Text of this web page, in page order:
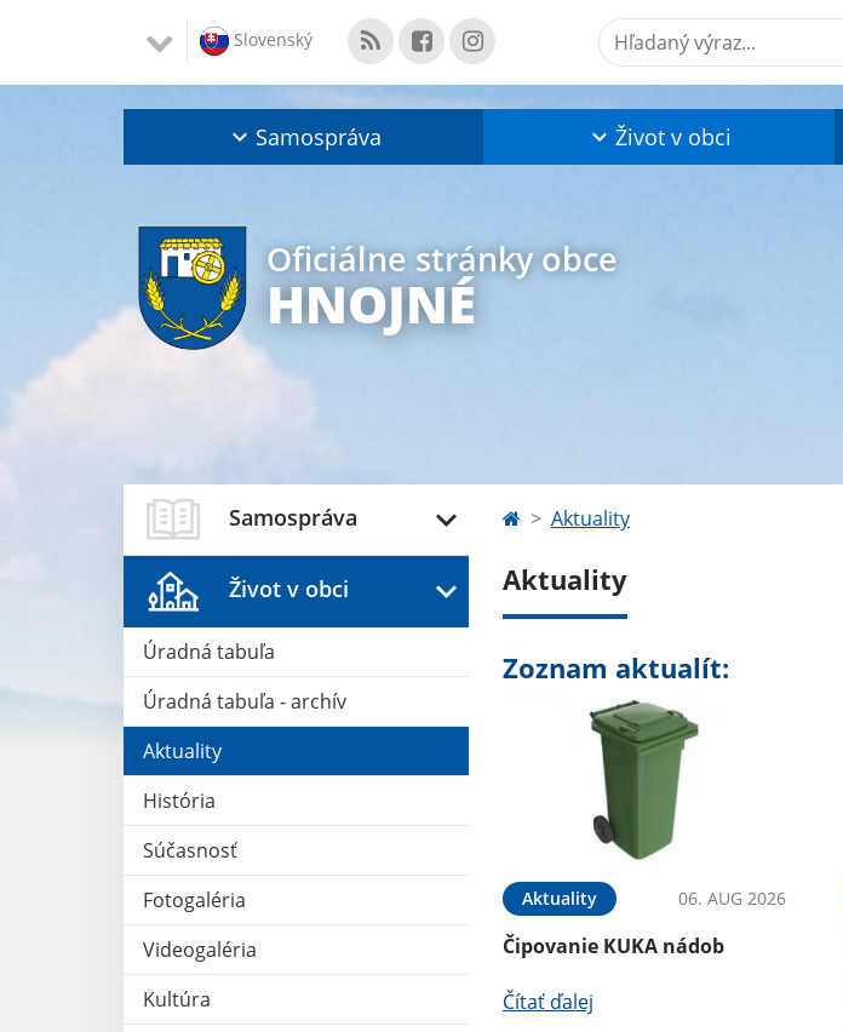
Slovenský Hľadaný výraz...
Samospráva Život v obci
Oficiálne stránky obce
HNOJNÉ
Samospráva
Život v obci
Úradná tabuľa
Úradná tabuľa - archív
Aktuality
História
Súčasnosť
Fotogaléria
Videogaléria
Kultúra
Aktuality
Aktuality
Zoznam aktualít:
Aktuality 06. AUG 2026
Čipovanie KUKA nádob
Čítať ďalej